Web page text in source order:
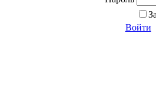
Войти